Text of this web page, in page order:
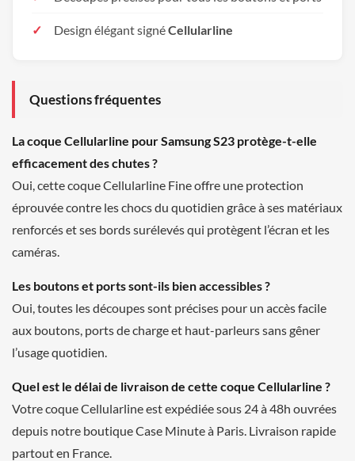
Design élégant signéCellularline
Questions fréquentes
La coque Cellularline pour Samsung S23 protège-t-elle
efficacement des chutes ?
Oui, cette coque Cellularline Fine offre une protection
éprouvée contre les chocs du quotidien grâce à ses matériaux
renforcés et ses bords surélevés qui protègent l’écran et les
caméras.
Les boutons et ports sont-ils bien accessibles ?
Oui, toutes les découpes sont précises pour un accès facile
aux boutons, ports de charge et haut-parleurs sans gêner
l’usage quotidien.
Quel est le délai de livraison de cette coque Cellularline ?
Votre coque Cellularline est expédiée sous 24 à 48h ouvrées
depuis notre boutique Case Minute à Paris. Livraison rapide
partout en France.